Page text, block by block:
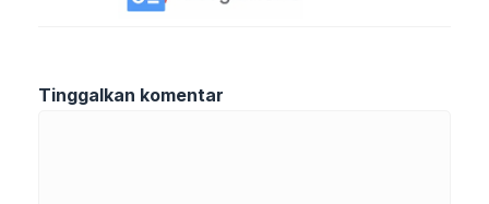
Tinggalkan komentar